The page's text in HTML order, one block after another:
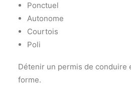
Ponctuel
Autonome
Courtois
Poli
Détenir un permis de conduire
forme.